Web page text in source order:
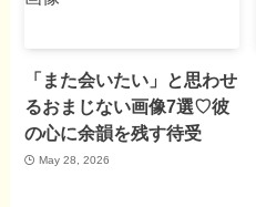
「また会いたい」と思わせ
るおまじない画像7選♡彼
の心に余韻を残す待受
May 28, 2026